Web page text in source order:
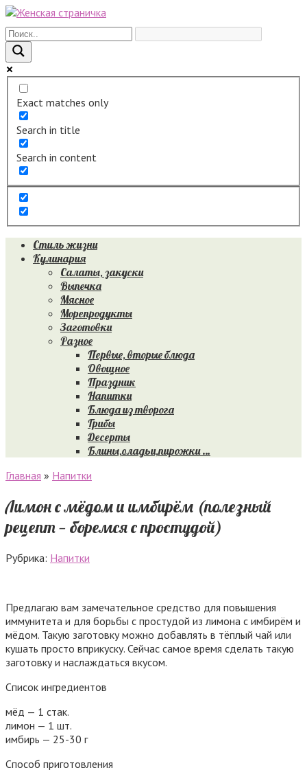
Перейти
к
контенту
Exact matches only
Search in title
Search in content
Стиль жизни
Кулинария
Салаты, закуски
Выпечка
Мясное
Морепродукты
Заготовки
Разное
Первые, вторые блюда
Овощное
Праздник
Напитки
Блюда из творога
Грибы
Десерты
Блины,оладьи,пирожки …
Главная » Напитки
Лимон с мёдом и имбирём (полезный
рецепт — боремся с простудой)
Рубрика: Напитки
Предлагаю вам замечательное средство для повышения
иммунитета и для борьбы с простудой из лимона с имбирём и
мёдом. Такую заготовку можно добавлять в тёплый чай или
кушать просто вприкуску. Сейчас самое время сделать такую
заготовку и наслаждаться вкусом.
Список ингредиентов
мёд — 1 стак.
лимон — 1 шт.
имбирь — 25-30 г
Способ приготовления